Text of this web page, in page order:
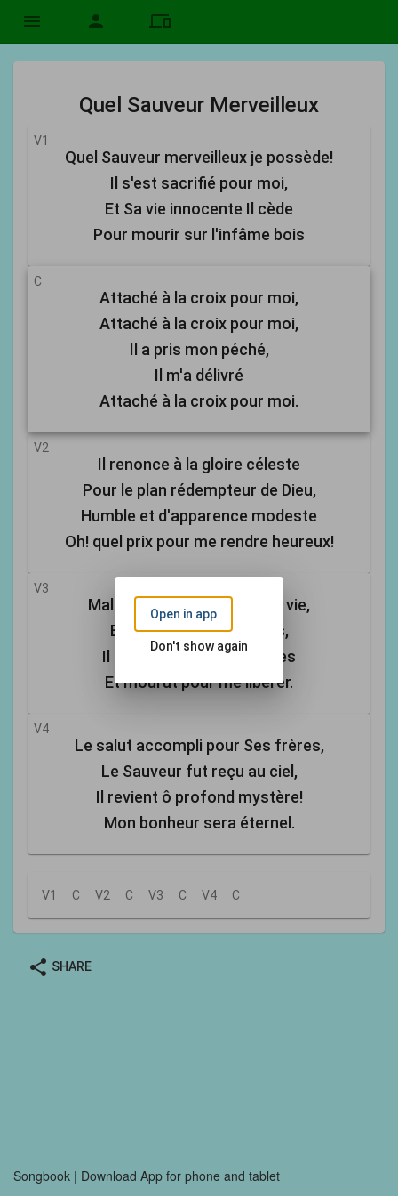
menu person devices
Quel Sauveur Merveilleux
V1
Quel Sauveur merveilleux je possède!
Il s'est sacrifié pour moi,
Et Sa vie innocente Il cède
Pour mourir sur l'infâme bois
C
Attaché à la croix pour moi,
Attaché à la croix pour moi,
Il a pris mon péché,
Il m'a délivré
Attaché à la croix pour moi.
V2
Il renonce à la gloire céleste
Pour le plan rédempteur de Dieu,
Humble et d'apparence modeste
Oh! quel prix pour me rendre heureux!
V3
Maltraité pour mon indigne vie,
Brisé pour mes iniquités,
Il prit sur Lui mes maladies
Et mourut pour me libérer.
V4
Le salut accompli pour Ses frères,
Le Sauveur fut reçu au ciel,
Il revient ô profond mystère!
Mon bonheur sera éternel.
V1 C V2 C V3 C V4 C
share SHARE
Songbook | Download App for phone and tablet
Open in app
Don't show again